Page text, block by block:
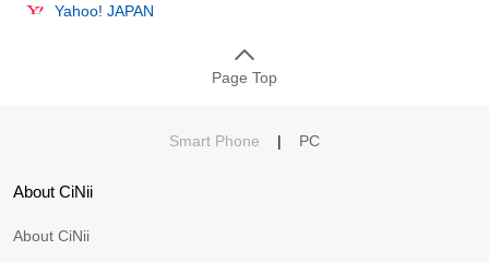
Yahoo! JAPAN
Page Top
Smart Phone | PC
About CiNii
About CiNii